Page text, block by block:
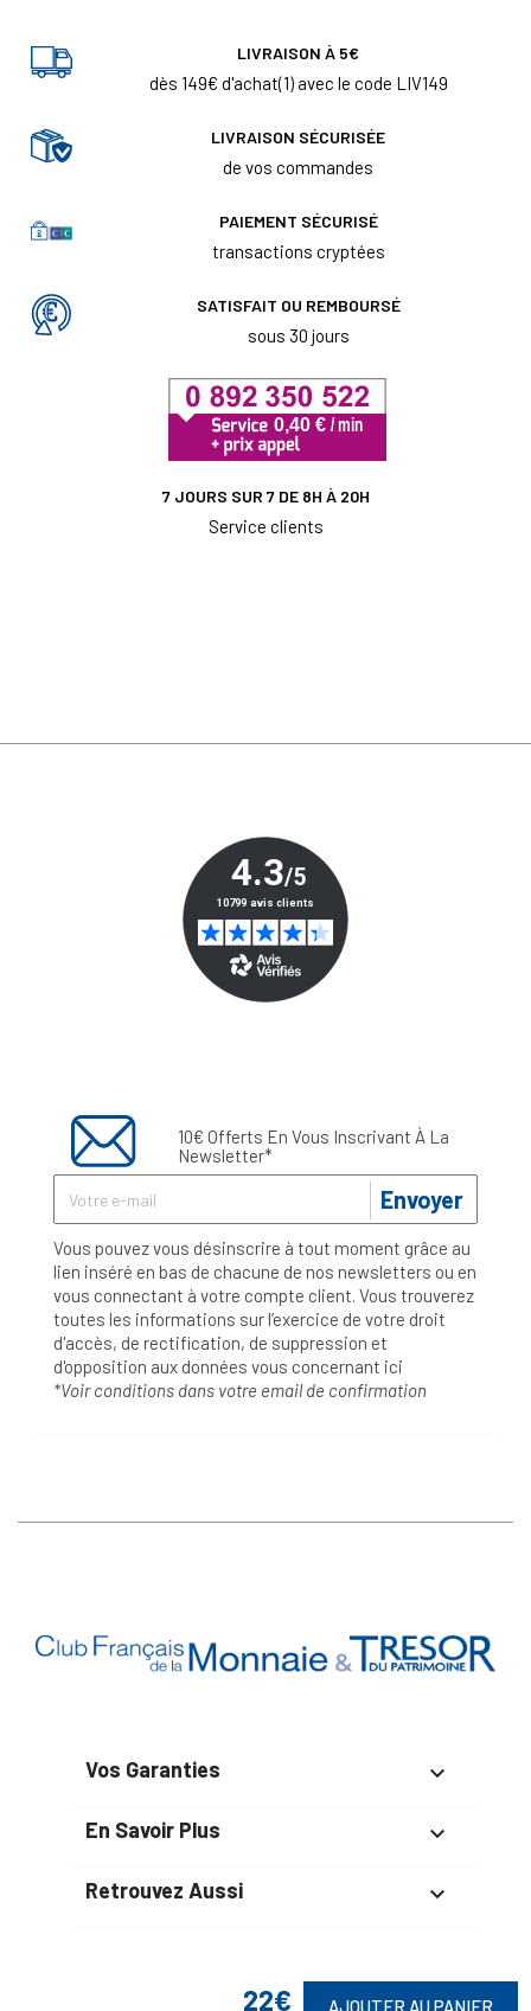
22€ AJOUTER AU PANIER
LIVRAISON À 5€
dès 149€ d'achat(1) avec le code LIV149
LIVRAISON SÉCURISÉE
de vos commandes
PAIEMENT SÉCURISÉ
transactions cryptées
SATISFAIT OU REMBOURSÉ
sous 30 jours
7 JOURS SUR 7 DE 8H À 20H
Service clients
10€ Offerts En Vous Inscrivant À La
Newsletter*
Envoyer
Vous pouvez vous désinscrire à tout moment grâce au
lien inséré en bas de chacune de nos newsletters ou en
vous connectant à votre compte client. Vous trouverez
toutes les informations sur l’exercice de votre droit
d'accès, de rectification, de suppression et
d'opposition aux données vous concernant ici
*Voir conditions dans votre email de confirmation
Vos Garanties 
En Savoir Plus 
Retrouvez Aussi 